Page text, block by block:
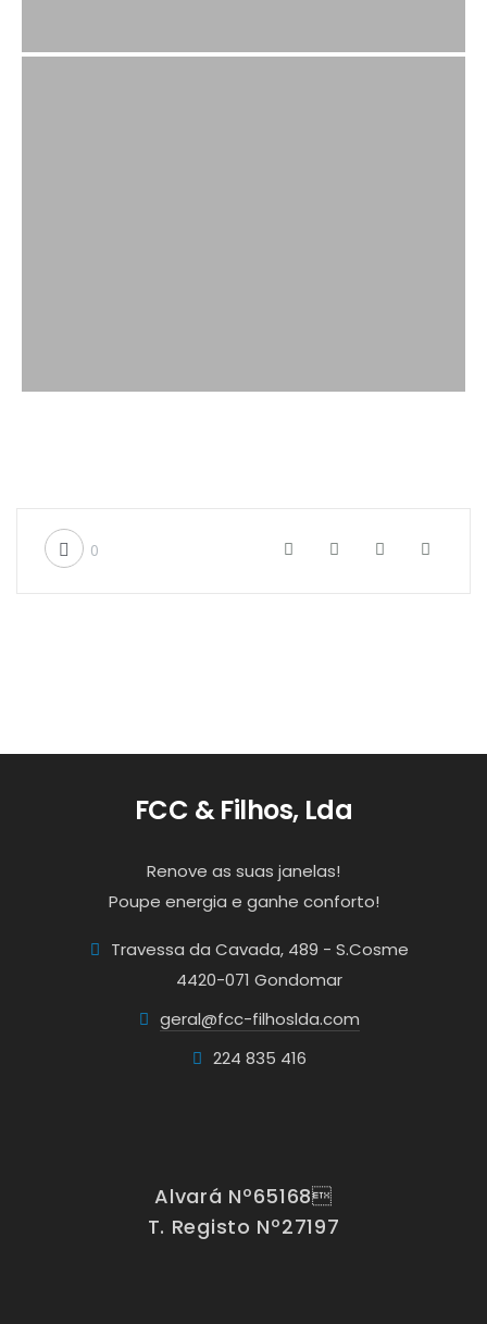
0
FCC & Filhos, Lda
Renove as suas janelas!
Poupe energia e ganhe conforto!
Travessa da Cavada, 489 - S.Cosme
4420-071 Gondomar
geral@fcc-filhoslda.com
224 835 416
Alvará Nº65168
T. Registo Nº27197